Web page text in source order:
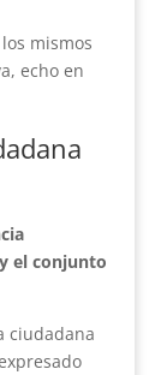
mismos
echo en
el conjunto
ciudadana